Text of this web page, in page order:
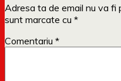
Adresa ta de email nu va fi
sunt marcate cu *
Comentariu *